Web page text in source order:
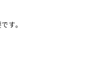
す。